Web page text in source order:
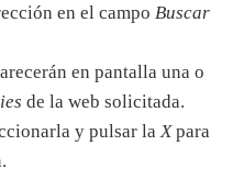
en el campo Buscar
en pantalla una o
de la web solicitada.
y pulsar la Xpara